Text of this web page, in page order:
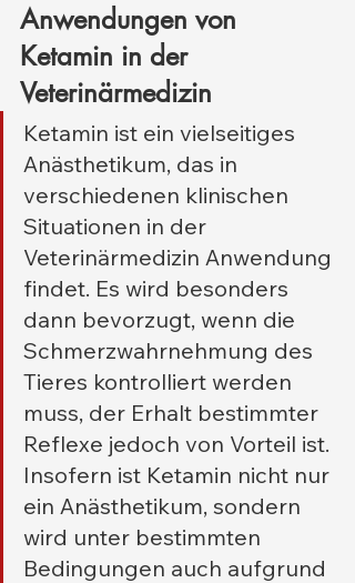
Anwendungen von
Ketamin in der
Veterinärmedizin
Ketamin ist ein vielseitiges
Anästhetikum, das in
verschiedenen klinischen
Situationen in der
Veterinärmedizin Anwendung
findet. Es wird besonders
dann bevorzugt, wenn die
Schmerzwahrnehmung des
Tieres kontrolliert werden
muss, der Erhalt bestimmter
Reflexe jedoch von Vorteil ist.
Insofern ist Ketamin nicht nur
ein Anästhetikum, sondern
wird unter bestimmten
Bedingungen auch aufgrund